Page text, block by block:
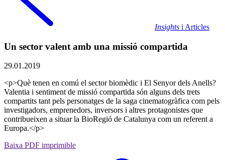
Insights i Articles
Un sector valent amb una missió compartida
29.01.2019
<p>Què tenen en comú el sector biomèdic i El Senyor dels Anells?
Valentia i sentiment de missió compartida són alguns dels trets
compartits tant pels personatges de la saga cinematogràfica com pels
investigadors, emprenedors, inversors i altres protagonistes que
contribueixen a situar la BioRegió de Catalunya com un referent a
Europa.</p>
Baixa PDF imprimible